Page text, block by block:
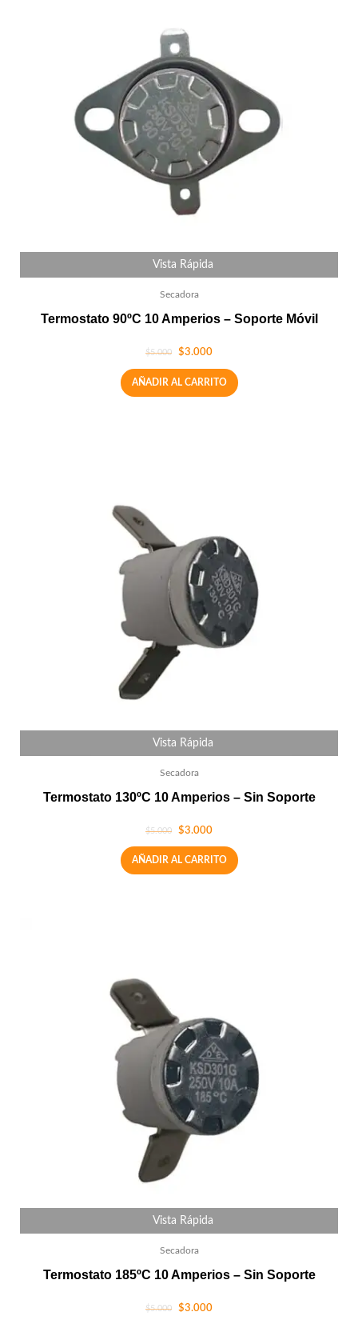
Vista Rápida
Secadora
Termostato 90ºC 10 Amperios – Soporte Móvil
$5.000 $3.000
AÑADIR AL CARRITO
Vista Rápida
Secadora
Termostato 130ºC 10 Amperios – Sin Soporte
$5.000 $3.000
AÑADIR AL CARRITO
Vista Rápida
Secadora
Termostato 185ºC 10 Amperios – Sin Soporte
$5.000 $3.000